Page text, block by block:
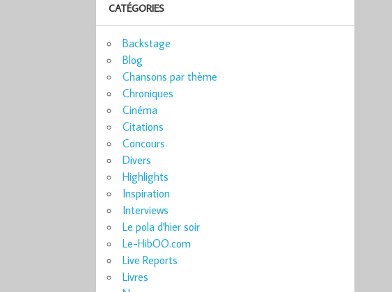
CATÉGORIES
Backstage
Blog
Chansons par thème
Chroniques
Cinéma
Citations
Concours
Divers
Highlights
Inspiration
Interviews
Le pola d'hier soir
Le-HibOO.com
Live Reports
Livres